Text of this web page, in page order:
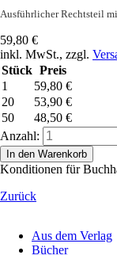
Ausführlicher Rechtsteil
59,80 €
inkl. MwSt., zzgl.
Stück Preis
1
59,80 €
20
53,90 €
50
48,50 €
Anzahl:
In den Warenkorb
Konditionen für
Zurück
überspringenAus dem Verlag
Bücher